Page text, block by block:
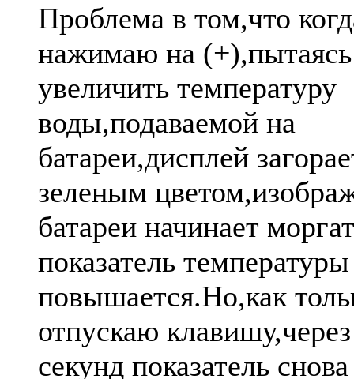
Проблема в том,что
нажимаю на (+),пытаясь
увеличить температуру
воды,подаваемой на
батареи,дисплей
зеленым
батареи начинает
показатель температуры
повышается.Но,как
отпускаю
секунд показатель снова